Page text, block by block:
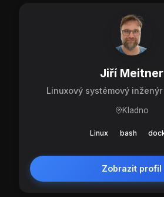
Jiří Meitner
Linuxový systémový
Kladno
Linux bash
Zobrazit profil